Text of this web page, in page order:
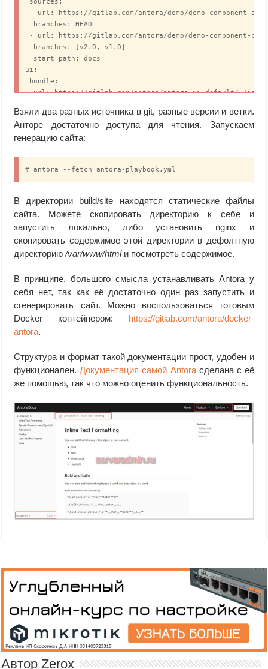
sources:
- url: https://gitlab.com/antora/demo/demo-component-
branches: HEAD
- url: https://gitlab.com/antora/demo/demo-component-
branches: [v2.0, v1.0]
start_path: docs
ui:
bundle:
url: https://gitlab.com/antora/antora-ui-default/-/jobs/
Взяли два разных источника в git, разные версии и ветки.
Анторе достаточно доступа для чтения. Запускаем
генерацию сайта:
# antora --fetch antora-playbook.yml
В директории build/site находятся статические файлы
сайта. Можете скопировать директорию к себе и
запустить локально, либо установить nginx и
скопировать содержимое этой директории в дефолтную
директорию/var/www/htmlи посмотреть содержимое.
В принципе, большого смысла устанавливать Antora у
себя нет, так как её достаточно один раз запустить и
сгенерировать сайт. Можно воспользоваться готовым
Docker контейнером: https://gitlab.com/antora/docker-
antora.
Структура и формат такой документации прост, удобен и
функционален.Документация самой Antoraсделана с её
же помощью, так что можно оценить функциональность.
Автор Zerox